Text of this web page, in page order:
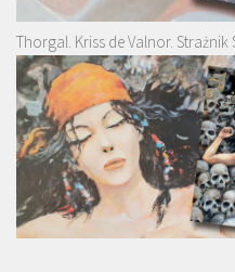
Thorgal. Kriss de Valnor. Strażnik